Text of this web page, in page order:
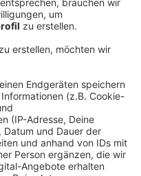
wie zum
Bonn/Rhein-
Grund Bonn/Rhein-
Cityrings für
lehnen die
12:20